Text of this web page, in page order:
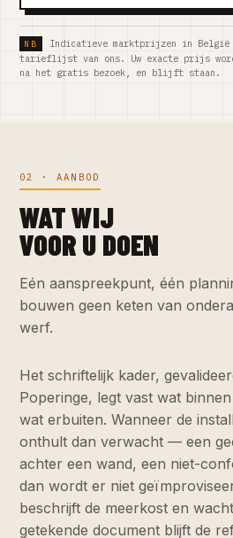
Indicatieve marktprijzen in
tarieflijst van ons. Uw exacte prijs
na het gratis bezoek, en blijft staan.
02 · AANBOD
WAT WIJ
VOOR U DOEN
Eén aanspreekpunt, één
bouwen geen keten van
werf.
Het schriftelijk kader,
Poperinge, legt vast wat
wat erbuiten. Wanneer de
onthult dan verwacht — een
achter een wand, een niet-
dan wordt er niet
beschrijft de meerkost en
getekende document blijft de